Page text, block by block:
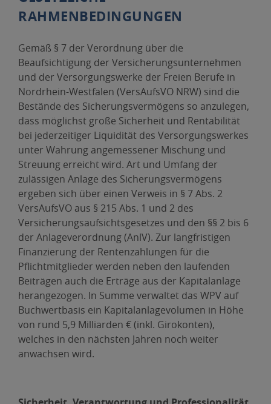
RAHMENBEDINGUNGEN
Gemäß § 7 der Verordnung über die
Beaufsichtigung der Versicherungsunternehmen
und der Versorgungswerke der Freien Berufe in
Nordrhein-Westfalen (VersAufsVO NRW) sind die
Bestände des Sicherungsvermögens so anzulegen,
dass möglichst große Sicherheit und Rentabilität
bei jederzeitiger Liquidität des Versorgungswerkes
unter Wahrung angemessener Mischung und
Streuung erreicht wird. Art und Umfang der
zulässigen Anlage des Sicherungsvermögens
ergeben sich über einen Verweis in § 7 Abs. 2
VersAufsVO aus § 215 Abs. 1 und 2 des
Versicherungsaufsichtsgesetzes und den §§ 2 bis 6
der Anlageverordnung (AnlV). Zur langfristigen
Finanzierung der Rentenzahlungen für die
Pflichtmitglieder werden neben den laufenden
Beiträgen auch die Erträge aus der Kapitalanlage
herangezogen. In Summe verwaltet das WPV auf
Buchwertbasis ein Kapitalanlagevolumen in Höhe
von rund 5,9 Milliarden € (inkl. Girokonten),
welches in den nächsten Jahren noch weiter
anwachsen wird.